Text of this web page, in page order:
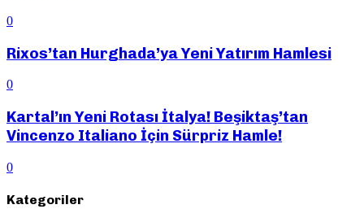
0
Rixos’tan Hurghada’ya Yeni Yatırım Hamlesi
0
Kartal’ın Yeni Rotası İtalya! Beşiktaş’tan
Vincenzo Italiano İçin Sürpriz Hamle!
0
Kategoriler